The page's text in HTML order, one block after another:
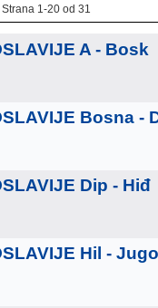
Strana 1-20 od 31
A - Bosk
Bosna -
Dip - Hiđ
Hil -